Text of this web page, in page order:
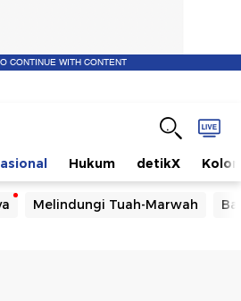
CONTINUE WITH CONTENT
Hukum detikX
Melindungi Tuah-Marwah